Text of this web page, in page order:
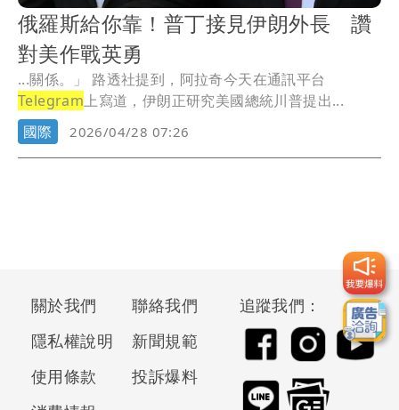
俄羅斯給你靠！普丁接見伊朗外長 讚
對美作戰英勇
...關係。」 路透社提到，阿拉奇今天在通訊平台
Telegram上寫道，伊朗正研究美國總統川普提出...
國際
2026/04/28 07:26
關於我們
聯絡我們
隱私權說明
新聞規範
使用條款
投訴爆料
追蹤我們：